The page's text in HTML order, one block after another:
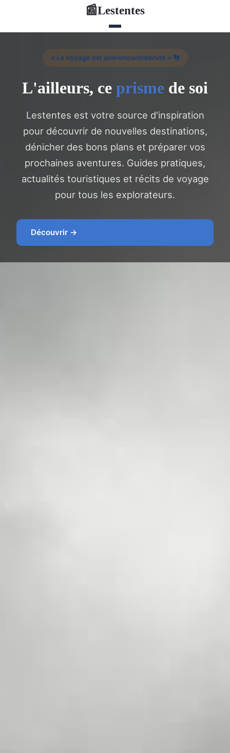
📰Lestentes
« Le voyage est unerencontrebrute » 👣
L'ailleurs, ce prisme de soi
Lestentes est votre source d'inspiration
pour découvrir de nouvelles destinations,
dénicher des bons plans et préparer vos
prochaines aventures. Guides pratiques,
actualités touristiques et récits de voyage
pour tous les explorateurs.
Découvrir →